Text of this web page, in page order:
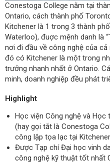
Conestoga College nằm tại
Ontario, cách thành phố
Kitchener là 1 trong 3 thành
Waterloo), đuợc mệnh danh là
nơi đi đầu về công nghệ của
đó có Kitchener là một trong
trưởng nhanh nhất ở Ontario.
minh, doanh nghiệp đều phát
Highlight
Học viện Công nghệ và Học
(hay gọi tắt là Conestoga
công lập tọa lạc tại
Được Tạp chí Đại học vinh
công nghệ kỹ thuật tốt nhất